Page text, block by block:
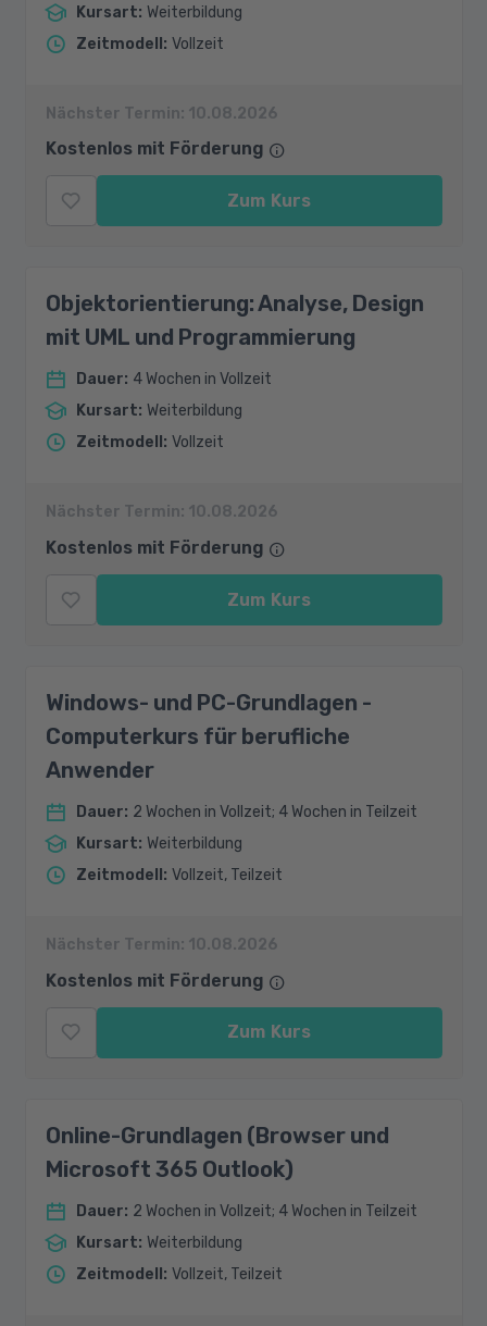
Kursart: Weiterbildung
Zeitmodell : Vollzeit
Nächster Termin: 10.08.2026
Kostenlos mit Förderung
Zum Kurs
Objektorientierung: Analyse, Design
mit UML und Programmierung
Dauer: 4 Wochen in Vollzeit
Kursart: Weiterbildung
Zeitmodell: Vollzeit
Nächster Termin: 10.08.2026
Kostenlos mit Förderung
Zum Kurs
Windows- und PC-Grundlagen -
Computerkurs für berufliche
Anwender
Dauer: 2 Wochen in Vollzeit; 4 Wochen in Teilzeit
Kursart: Weiterbildung
Zeitmodell : Vollzeit, Teilzeit
Nächster Termin: 10.08.2026
Kostenlos mit Förderung
Zum Kurs
Online-Grundlagen (Browser und
Microsoft 365 Outlook)
Dauer: 2 Wochen in Vollzeit; 4 Wochen in Teilzeit
Kursart: Weiterbildung
Zeitmodell : Vollzeit, Teilzeit